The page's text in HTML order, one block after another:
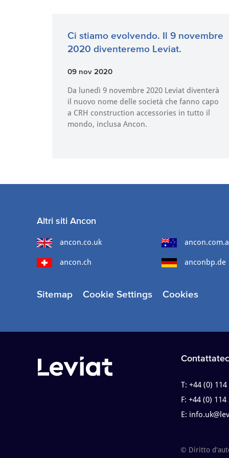
Ci stiamo evolvendo. Il 9 novembre
2020 diventeremo Leviat.
09 nov 2020
Da lunedì 9 novembre 2020 Leviat diventerà
il nuovo nome delle società che fanno capo
a CRH construction accessories in tutto il
mondo, inclusa Ancon.
Altri siti Ancon
ancon.co.uk
ancon.ch anconbp.de
Sitemap Cookie Settings Cookies
T:+44 (0)
F:+44 (0) 114
E:
© Diritto